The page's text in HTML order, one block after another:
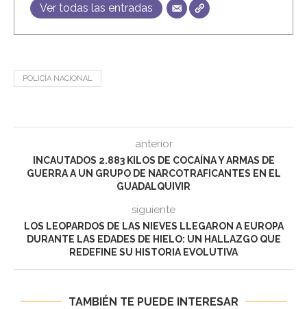
Ver todas las entradas
POLICÍA NACIONAL
anterior
INCAUTADOS 2.883 KILOS DE COCAÍNA Y ARMAS DE
GUERRA A UN GRUPO DE NARCOTRAFICANTES EN EL
GUADALQUIVIR
siguiente
LOS LEOPARDOS DE LAS NIEVES LLEGARON A EUROPA
DURANTE LAS EDADES DE HIELO: UN HALLAZGO QUE
REDEFINE SU HISTORIA EVOLUTIVA
TAMBIÉN TE PUEDE INTERESAR